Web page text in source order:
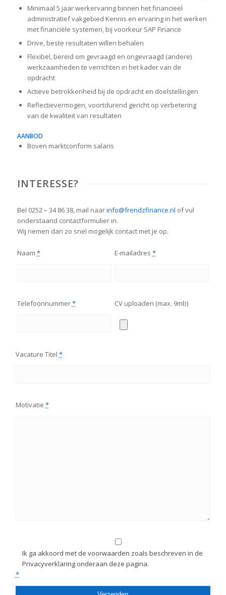
Minimaal 5 jaar werkervaring binnen het financieel
administratief vakgebied Kennis en ervaring in het werken
met financiële systemen, bij voorkeur SAP Finance
Drive, beste resultaten willen behalen
Flexibel, bereid om gevraagd en ongevraagd (andere)
werkzaamheden te verrichten in het kader van de
opdracht
Actieve betrokkenheid bij de opdracht en doelstellingen
Reflectievermogen, voortdurend gericht op verbetering
van de kwaliteit van resultaten
AANBOD
Boven marktconform salaris
INTERESSE?
Bel 0252 – 34 86 38, mail naarinfo@frendzfinance.nl of vul
onderstaand contactformulier in.
Wij nemen dan zo snel mogelijk contact met je op.
Naam * E-mailadres *
Telefoonnummer* CV uploaden (max. 9mb)
Vacature Titel *
Motivatie *
Ik ga akkoord met de voorwaarden zoals beschreven in de
Privacyverklaring onderaan deze pagina.
*